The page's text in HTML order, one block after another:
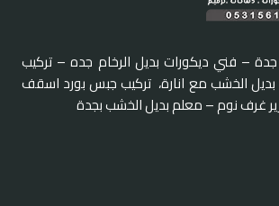
– فني ديكورات بديل الرخام جده – تركيب
الخشب مع انارة، تركيب جبس بورد اسقف
غرف نوم – معلم بديل الخشب بجدة